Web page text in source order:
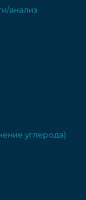
анализ
углерода)